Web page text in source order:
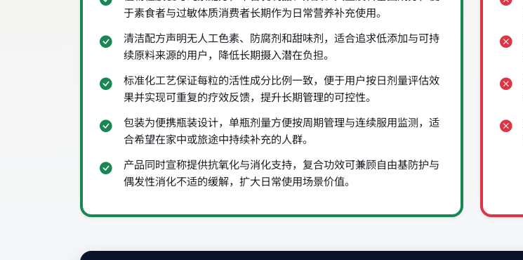
于素食者与过敏体质消费者长期作为日常营养补充使用。
清洁配方声明无人工色素、防腐剂和甜味剂，适合追求低添加与可持
续原料来源的用户，降低长期摄入潜在负担。
标准化工艺保证每粒的活性成分比例一致，便于用户按日剂量评估效
果并实现可重复的疗效反馈，提升长期管理的可控性。
包装为便携瓶装设计，单瓶剂量方便按周期管理与连续服用监测，适
合希望在家中或旅途中持续补充的人群。
产品同时宣称提供抗氧化与消化支持，复合功效可兼顾自由基防护与
偶发性消化不适的缓解，扩大日常使用场景价值。